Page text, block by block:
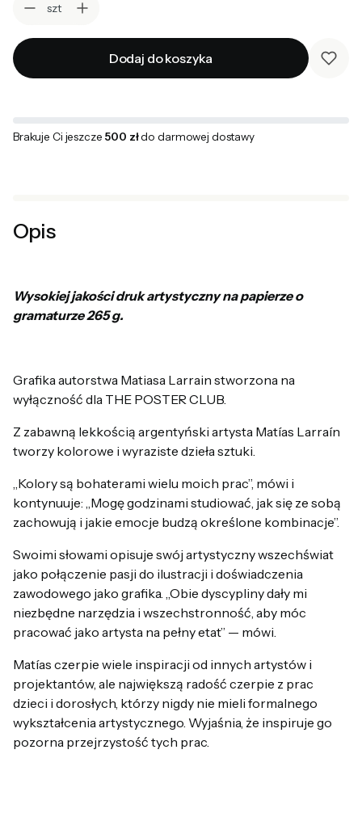
szt
Dodaj do koszyka
Brakuje Ci jeszcze 500 złdo darmowej dostawy
Opis
Wysokiej jakości druk artystyczny na papierze o
gramaturze 265 g.
Grafika autorstwa Matiasa Larrain stworzona na
wyłączność dla THE POSTER CLUB.
Z zabawną lekkością argentyński artysta Matías Larraín
tworzy kolorowe i wyraziste dzieła sztuki.
„Kolory są bohaterami wielu moich prac”, mówi i
kontynuuje: „Mogę godzinami studiować, jak się ze sobą
zachowują i jakie emocje budzą określone kombinacje”.
Swoimi słowami opisuje swój artystyczny wszechświat
jako połączenie pasji do ilustracji i doświadczenia
zawodowego jako grafika. „Obie dyscypliny dały mi
niezbędne narzędzia i wszechstronność, aby móc
pracować jako artysta na pełny etat” — mówi.
Matías czerpie wiele inspiracji od innych artystów i
projektantów, ale największą radość czerpie z prac
dzieci i dorosłych, którzy nigdy nie mieli formalnego
wykształcenia artystycznego. Wyjaśnia, że inspiruje go
pozorna przejrzystość tych prac.